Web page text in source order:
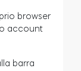
browser
account
barra